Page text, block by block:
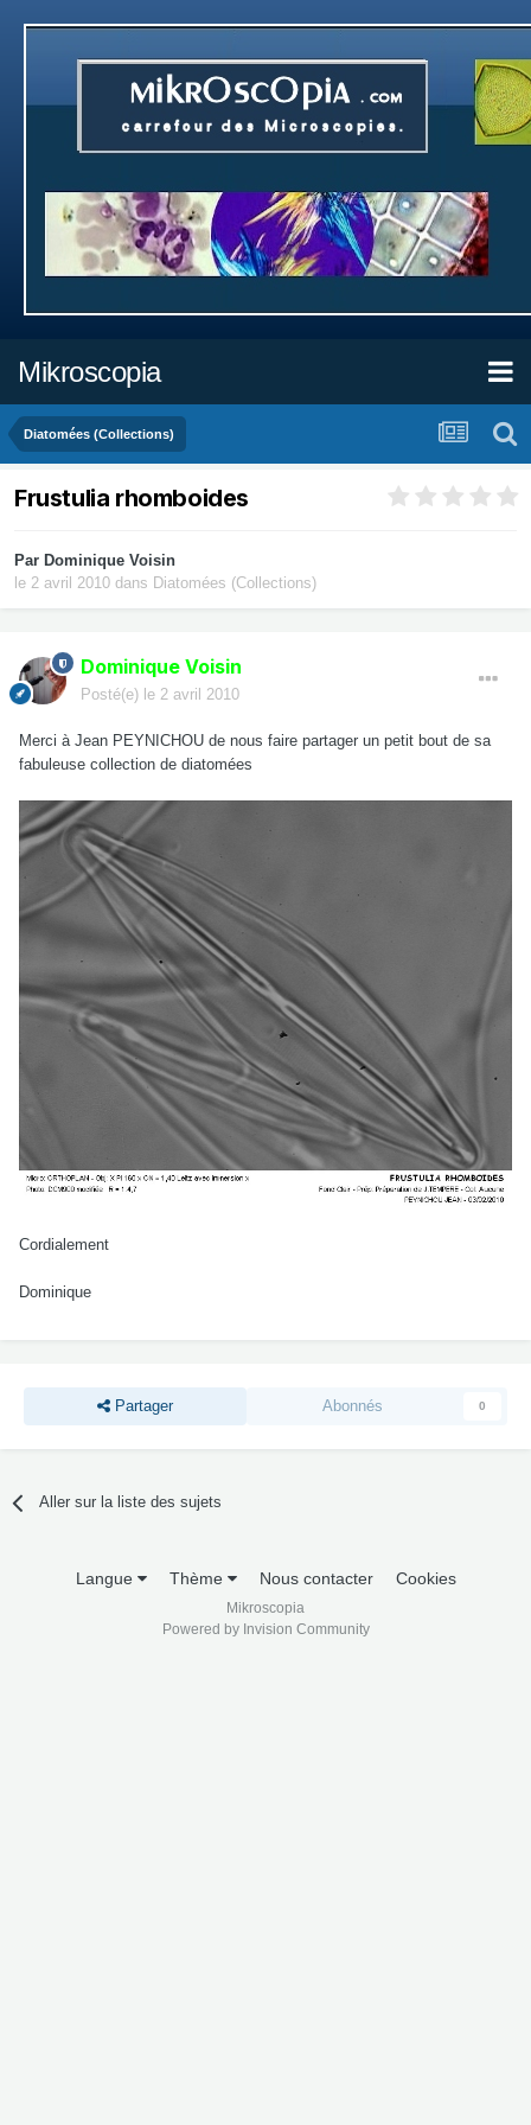
Mikroscopia
Diatomées (Collections)
Frustulia rhomboides
Par Dominique Voisin
le 2 avril 2010 dans Diatomées (Collections)
Dominique Voisin
Posté(e) le 2 avril 2010
Merci à Jean PEYNICHOU de nous faire partager un petit bout de sa
fabuleuse collection de diatomées
Cordialement
Dominique
Partager Abonnés 0
Aller sur la liste des sujets
Langue Thème Nous contacter Cookies
Mikroscopia
Powered by Invision Community